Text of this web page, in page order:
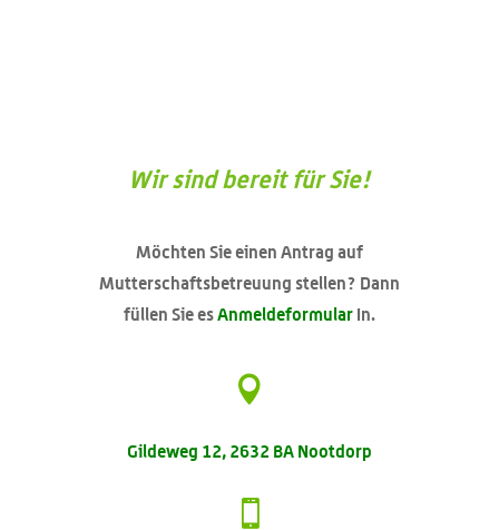
Wir sind bereit für Sie!
Möchten Sie einen Antrag auf
Mutterschaftsbetreuung stellen? Dann
füllen Sie esAnmeldeformular In.

Gildeweg 12, 2632 BA Nootdorp
